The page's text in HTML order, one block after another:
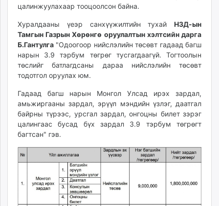
times.mn
mass.mn
unegui.mn
toim.mn
tac.mn
unread.today
цалинжуулахаар тооцоолсон байна.
Хуралдааны үеэр санхүүжилтийн тухай НЗД-ын
Тамгын Газрын Хөрөнгө оруулалтын хэлтсийн дарга
Б.Гантулга "Одоогоор нийслэлийн төсөвт гадаад багш
нарын 3.9 тэрбум төгрөг тусгагдаагүй. Тогтоолын
төслийг батлагдсаны дараа нийслэлийн төсөвт
тодотгол оруулах юм.
Гадаад багш нарын Монгол Улсад ирэх зардал,
амьжиргааны зардал, эрүүл мэндийн үзлэг, даатгал
байрны түрээс, урсгал зардал, онгоцны билет зэрэг
цалингаас бусад бүх зардал 3.9 тэрбум төгрөгт
багтсан" гэв.